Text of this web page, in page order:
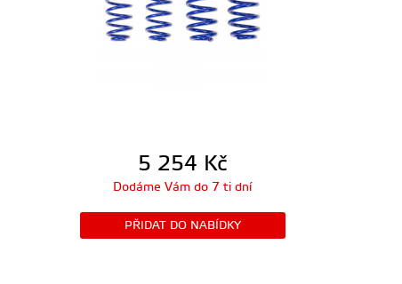
5 254 Kč
Dodáme Vám do 7 ti dní
PŘIDAT DO NABÍDKY